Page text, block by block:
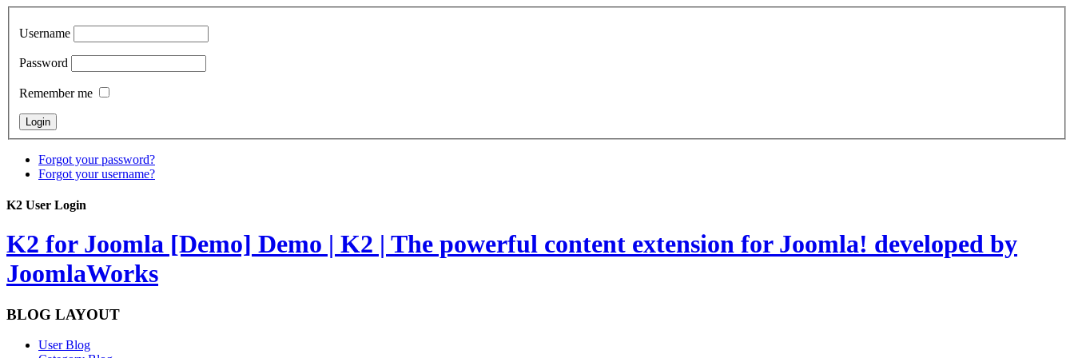
Username
Password
Remember me
Forgot your password?
Forgot your username?
K2 User Login
K2 for Joomla [Demo] Demo | K2 | The powerful content extension for Joomla! developed by
JoomlaWorks
BLOG LAYOUT
User Blog